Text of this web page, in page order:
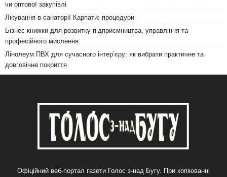
чи оптової закупівлі
Лікування в санаторії Карпати: процедури
Бізнес-книжки для розвитку підприємництва, управління та
професійного мислення
Лінолеум ПВХ для сучасного інтер’єру: як вибрати практичне та
довговічне покриття
Офіційний веб-портал газети Голос з-над Бугу. При копіюванні